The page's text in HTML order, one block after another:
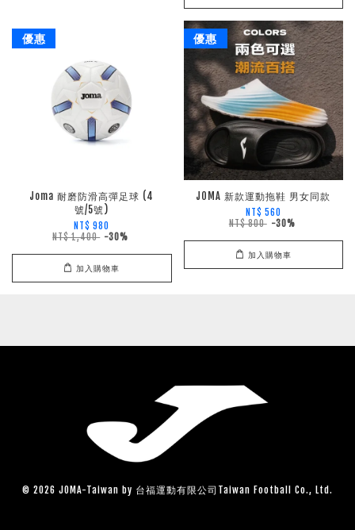
優惠
Joma 耐磨防滑高彈足球 (4
號/5號)
NT$ 980
NT$ 1,400 -30%
加入購物車
優惠
JOMA 新款運動拖鞋 男女同款
NT$ 560
NT$ 800 -30%
加入購物車
© 2026 JOMA-Taiwan by 台福運動有限公司Taiwan Football Co., Ltd.